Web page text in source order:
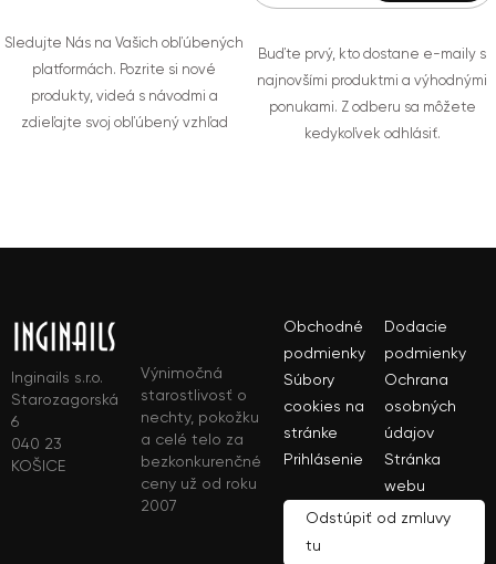
Sledujte Nás na Vašich obľúbených
platformách. Pozrite si nové
produkty, videá s návodmi a
zdieľajte svoj obľúbený vzhľad
Buďte prvý, kto dostane e-maily s
najnovšími produktmi a výhodnými
ponukami. Z odberu sa môžete
kedykoľvek odhlásiť.
Inginails s.r.o.
Starozagorská
6
040 23
KOŠICE
Výnimočná
starostlivosť o
nechty, pokožku
a celé telo za
bezkonkurenčné
ceny už od roku
2007
Obchodné
podmienky
Dodacie
podmienky
Súbory
cookies na
stránke
Ochrana
osobných
údajov
Prihlásenie
Stránka
webu
Odstúpiť od zmluvy
tu